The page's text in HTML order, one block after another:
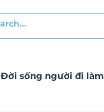
Đời sống người đi làm